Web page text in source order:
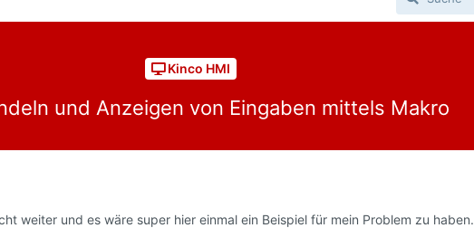
Kinco HMI
und Anzeigen von Eingaben mittels Makro
weiter und es wäre super hier einmal ein Beispiel für mein Problem zu haben.